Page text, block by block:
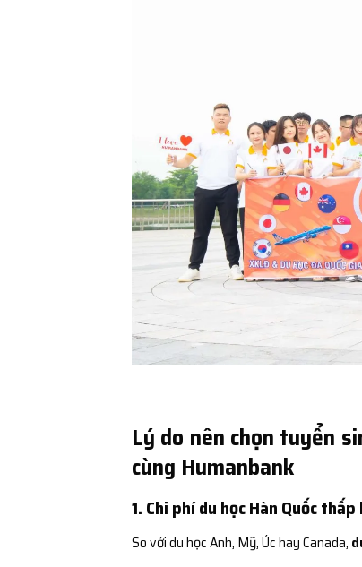
Lý do nên chọn tuyển
cùng Humanbank
1. Chi phí du học Hàn Quốc
So với du học Anh, Mỹ, Úc hay Canada,